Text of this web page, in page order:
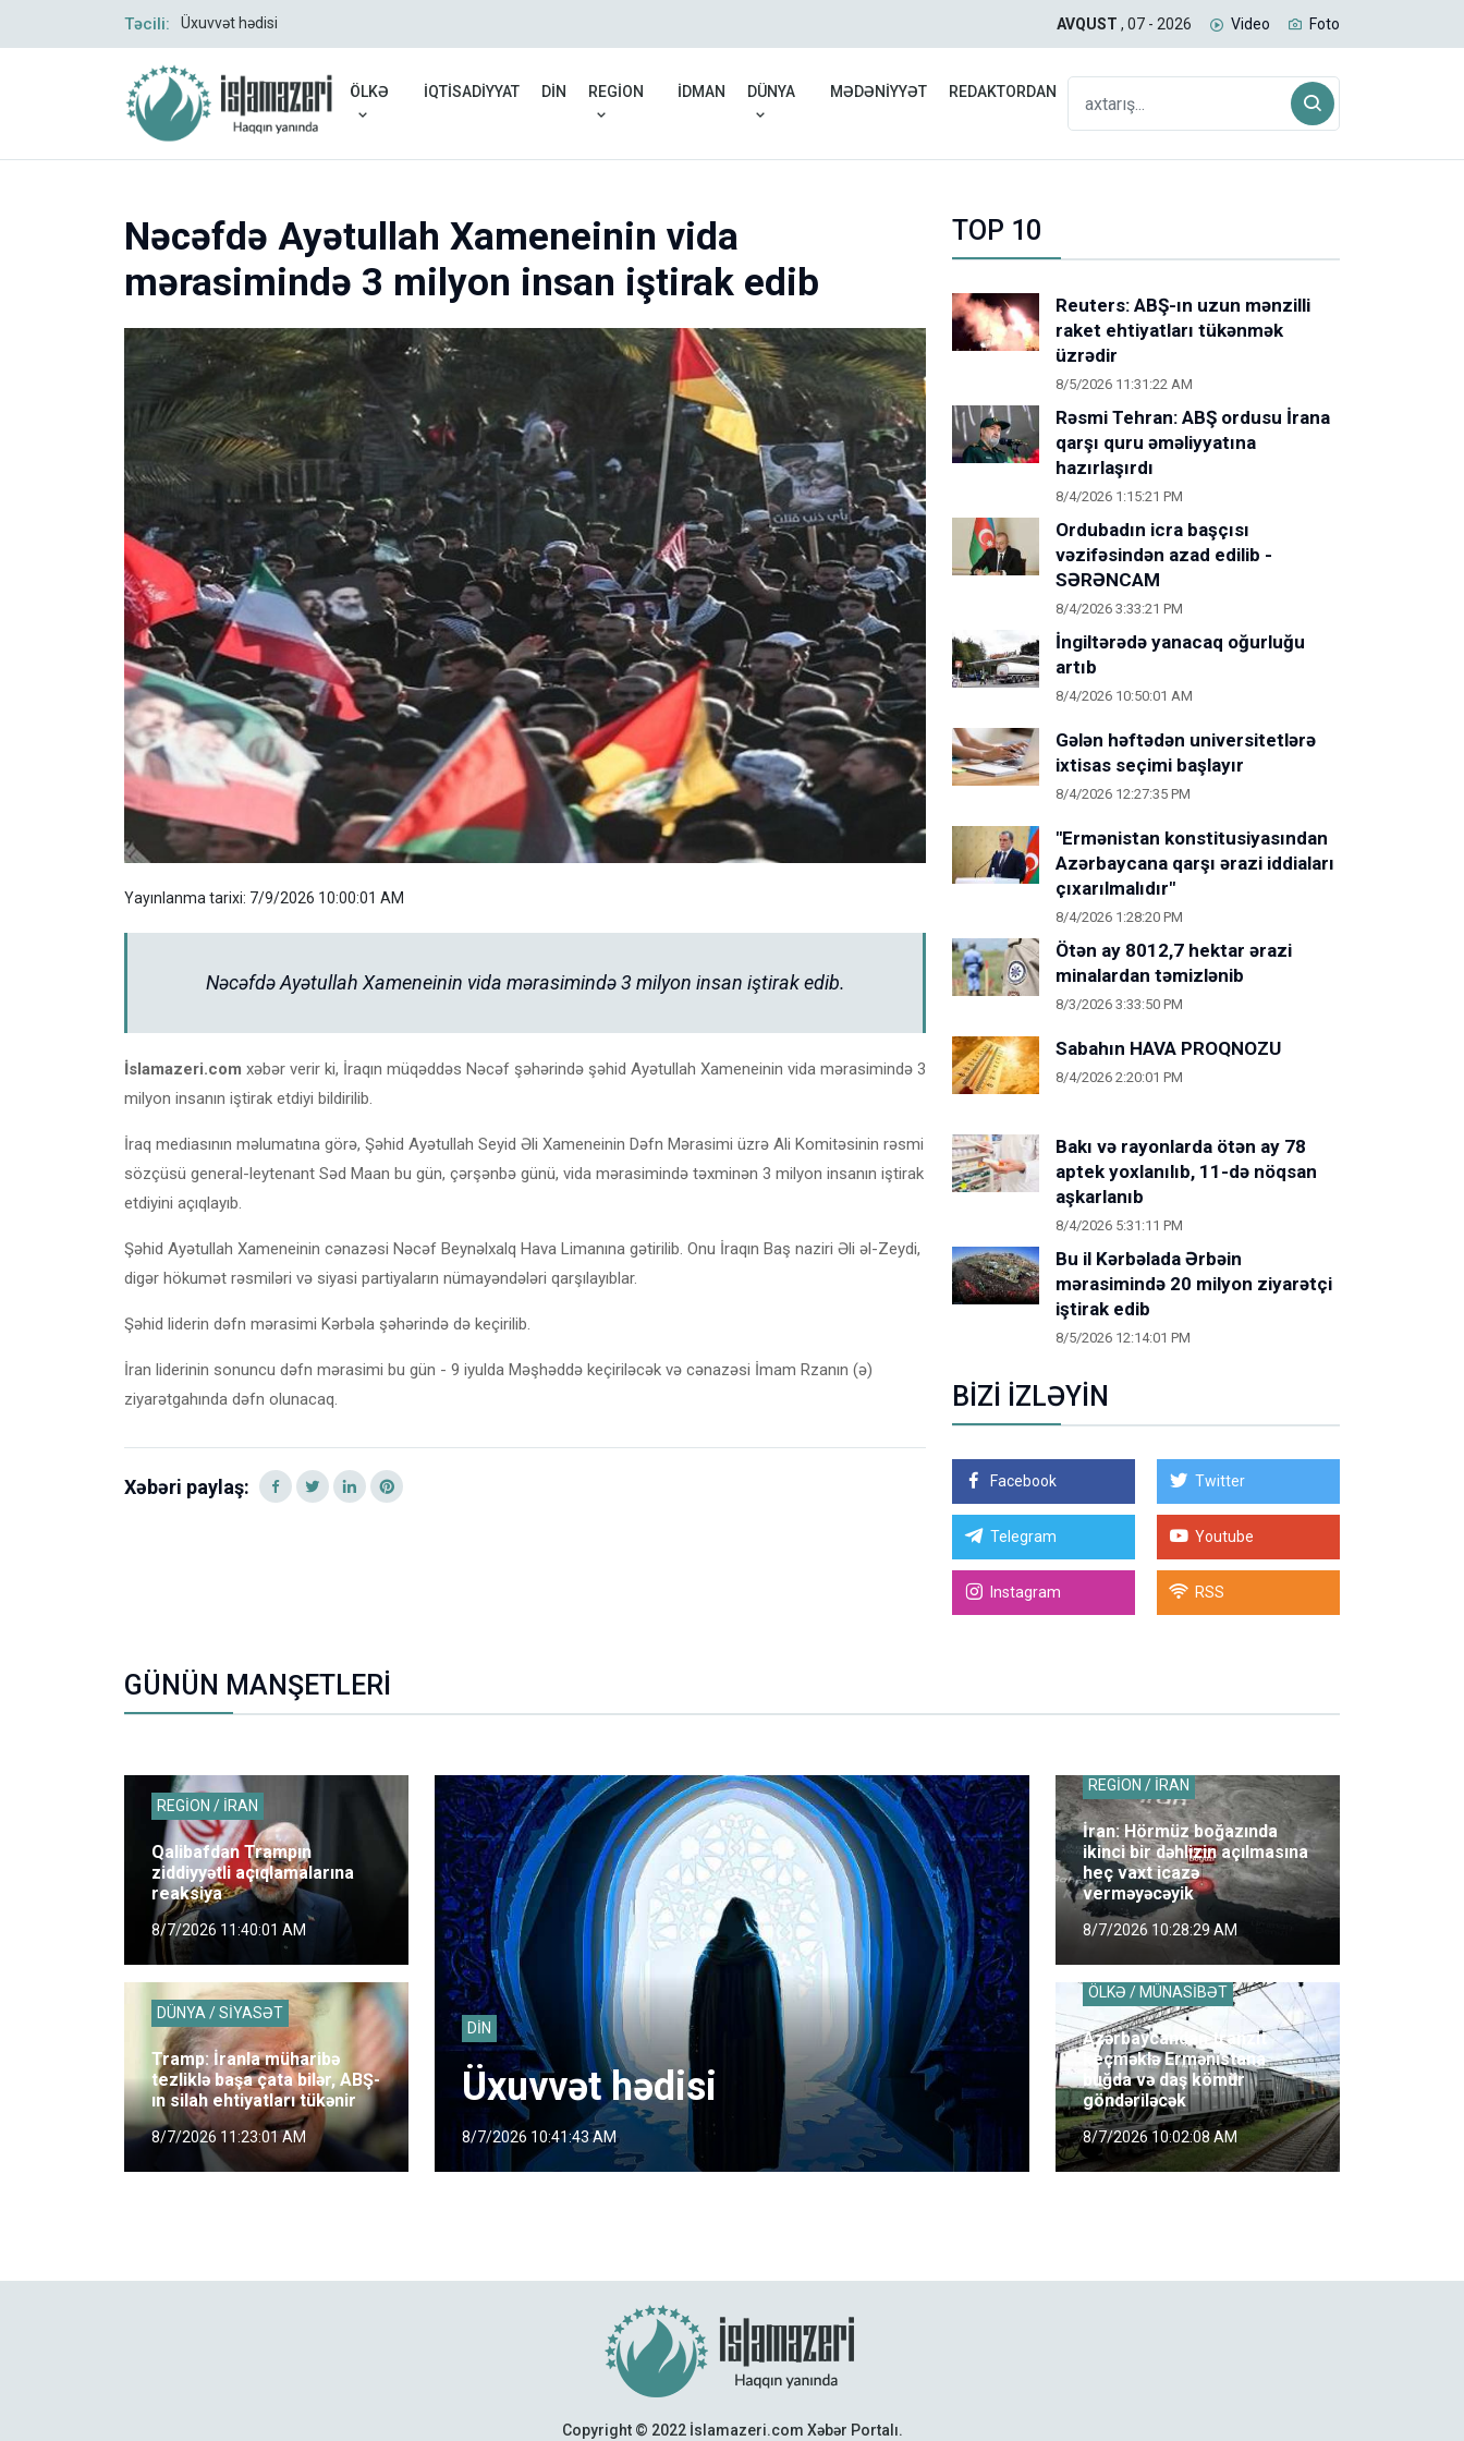
Təcili: Üxuvvət hədisi İran: Hörmüz boğazında ikinci bir dəhlizin açılmasına heç vaxt icazə verməyəcəyik
AVQUST , 07 - 2026 Video Foto
ÖLKƏ İQTİSADİYYAT DİN REGİON İDMAN DÜNYA MƏDƏNİYYƏT REDAKTORDAN
Nəcəfdə Ayətullah Xameneinin vida
mərasimində 3 milyon insan iştirak edib
Yayınlanma tarixi: 7/9/2026 10:00:01 AM
Nəcəfdə Ayətullah Xameneinin vida mərasimində 3 milyon insan iştirak edib.
İslamazeri.com xəbər verir ki, İraqın müqəddəs Nəcəf şəhərində şəhid Ayətullah Xameneinin vida mərasimində 3
milyon insanın iştirak etdiyi bildirilib.
İraq mediasının məlumatına görə, Şəhid Ayətullah Seyid Əli Xameneinin Dəfn Mərasimi üzrə Ali Komitəsinin rəsmi
sözçüsü general-leytenant Səd Maan bu gün, çərşənbə günü, vida mərasimində təxminən 3 milyon insanın iştirak
etdiyini açıqlayıb.
Şəhid Ayətullah Xameneinin cənazəsi Nəcəf Beynəlxalq Hava Limanına gətirilib. Onu İraqın Baş naziri Əli əl-Zeydi,
digər hökumət rəsmiləri və siyasi partiyaların nümayəndələri qarşılayıblar.
Şəhid liderin dəfn mərasimi Kərbəla şəhərində də keçirilib.
İran liderinin sonuncu dəfn mərasimi bu gün - 9 iyulda Məşhəddə keçiriləcək və cənazəsi İmam Rzanın (ə)
ziyarətgahında dəfn olunacaq.
Xəbəri paylaş:
TOP 10
Reuters: ABŞ-ın uzun mənzilli
raket ehtiyatları tükənmək
üzrədir
8/5/2026 11:31:22 AM
Rəsmi Tehran: ABŞ ordusu İrana
qarşı quru əməliyyatına
hazırlaşırdı
8/4/2026 1:15:21 PM
Ordubadın icra başçısı
vəzifəsindən azad edilib -
SƏRƏNCAM
8/4/2026 3:33:21 PM
İngiltərədə yanacaq oğurluğu
artıb
8/4/2026 10:50:01 AM
Gələn həftədən universitetlərə
ixtisas seçimi başlayır
8/4/2026 12:27:35 PM
"Ermənistan konstitusiyasından
Azərbaycana qarşı ərazi iddiaları
çıxarılmalıdır"
8/4/2026 1:28:20 PM
Ötən ay 8012,7 hektar ərazi
minalardan təmizlənib
8/3/2026 3:33:50 PM
Sabahın HAVA PROQNOZU
8/4/2026 2:20:01 PM
Bakı və rayonlarda ötən ay 78
aptek yoxlanılıb, 11-də nöqsan
aşkarlanıb
8/4/2026 5:31:11 PM
Bu il Kərbəlada Ərbəin
mərasimində 20 milyon ziyarətçi
iştirak edib
8/5/2026 12:14:01 PM
BİZİ İZLƏYİN
Facebook Twitter
Telegram Youtube
Instagram RSS
GÜNÜN MANŞETLERİ
REGİON / İRAN
Qalibafdan Trampın
ziddiyyətli açıqlamalarına
reaksiya
8/7/2026 11:40:01 AM
DÜNYA / SİYASƏT
Tramp: İranla müharibə
tezliklə başa çata bilər, ABŞ-
ın silah ehtiyatları tükənir
8/7/2026 11:23:01 AM
DİN
Üxuvvət hədisi
8/7/2026 10:41:43 AM
REGİON / İRAN
İran: Hörmüz boğazında
ikinci bir dəhlizin açılmasına
heç vaxt icazə
verməyəcəyik
8/7/2026 10:28:29 AM
ÖLKƏ / MÜNASİBƏT
Azərbaycandan tranzit
keçməklə Ermənistana
buğda və daş kömür
göndəriləcək
8/7/2026 10:02:08 AM
Copyright © 2022 İslamazeri.com Xəbər Portalı.